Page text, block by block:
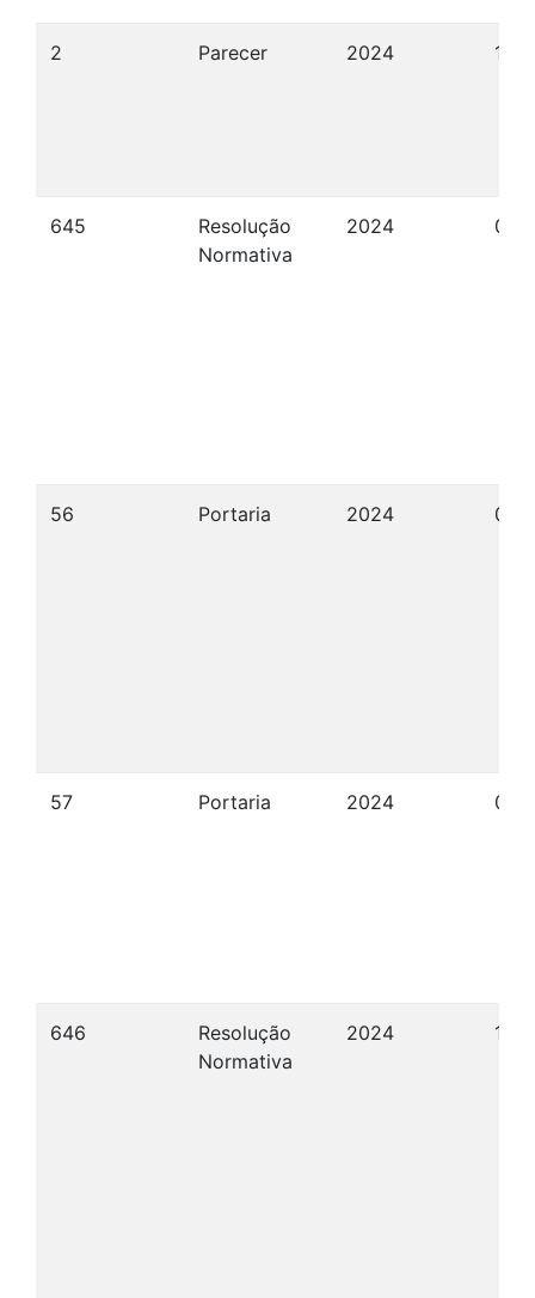
2 Parecer 2024 19/
645
Resolução
Normativa
2024 04/
56 Portaria 2024 09/
57 Portaria 2024 09/
646
Resolução
Normativa
2024 12/